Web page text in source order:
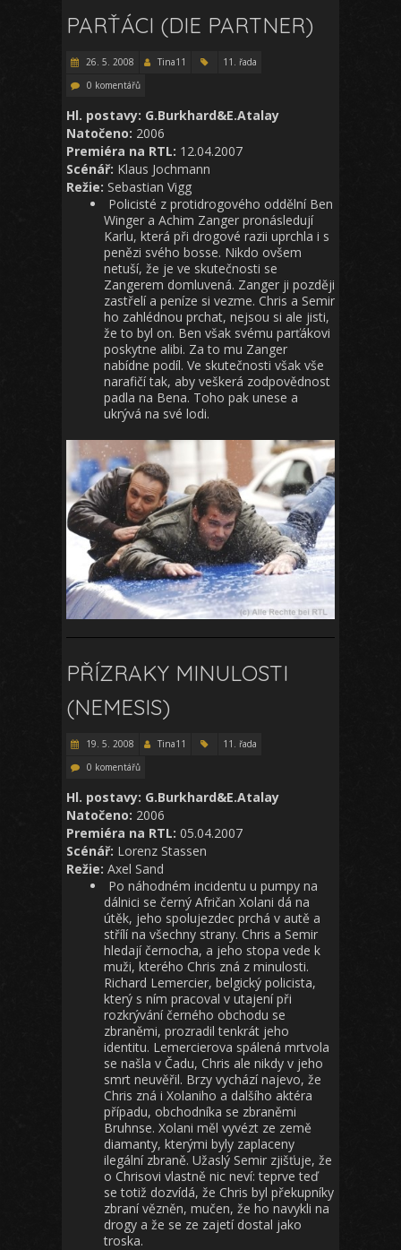
PARŤÁCI (DIE PARTNER)
26. 5. 2008 Tina11
11. řada
0 komentářů
Hl. postavy: G.Burkhard&E.Atalay
Natočeno: 2006
Premiéra na RTL: 12.04.2007
Scénář: Klaus Jochmann
Režie: Sebastian Vigg
Policisté z protidrogového oddělní Ben
Winger a Achim Zanger pronásledují
Karlu, která při drogové razii uprchla i s
penězi svého bosse. Nikdo ovšem
netuší, že je ve skutečnosti se
Zangerem domluvená. Zanger ji později
zastřelí a peníze si vezme. Chris a Semir
ho zahlédnou prchat, nejsou si ale jisti,
že to byl on. Ben však svému parťákovi
poskytne alibi. Za to mu Zanger
nabídne podíl. Ve skutečnosti však vše
narafičí tak, aby veškerá zodpovědnost
padla na Bena. Toho pak unese a
ukrývá na své lodi.
PŘÍZRAKY MINULOSTI
(NEMESIS)
19. 5. 2008 Tina11
11. řada
0 komentářů
Hl. postavy: G.Burkhard&E.Atalay
Natočeno: 2006
Premiéra na RTL: 05.04.2007
Scénář: Lorenz Stassen
Režie: Axel Sand
Po náhodném incidentu u pumpy na
dálnici se černý Afričan Xolani dá na
útěk, jeho spolujezdec prchá v autě a
střílí na všechny strany. Chris a Semir
hledají černocha, a jeho stopa vede k
muži, kterého Chris zná z minulosti.
Richard Lemercier, belgický policista,
který s ním pracoval v utajení při
rozkrývání černého obchodu se
zbraněmi, prozradil tenkrát jeho
identitu. Lemercierova spálená mrtvola
se našla v Čadu, Chris ale nikdy v jeho
smrt neuvěřil. Brzy vychází najevo, že
Chris zná i Xolaniho a dalšího aktéra
případu, obchodníka se zbraněmi
Bruhnse. Xolani měl vyvézt ze země
diamanty, kterými byly zaplaceny
ilegální zbraně. Užaslý Semir zjišťuje, že
o Chrisovi vlastně nic neví: teprve teď
se totiž dozvídá, že Chris byl překupníky
zbraní vězněn, mučen, že ho navykli na
drogy a že se ze zajetí dostal jako
troska.